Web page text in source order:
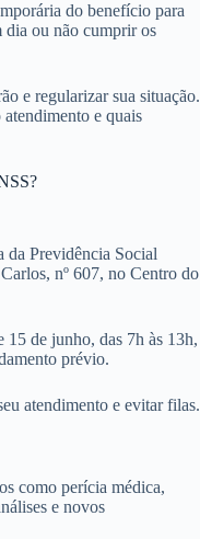
do benefício para
dia ou não cumprir os
e regularizar sua situação.
e quais
da Previdência Social
nº 607, no Centro do
15 de junho, das 7h às 13h,
prévio.
atendimento e evitar filas.
como perícia médica,
e novos